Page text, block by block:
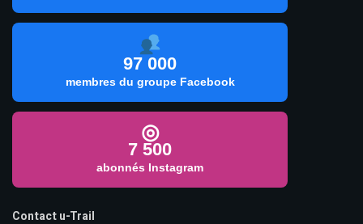
97 000
membres du groupe Facebook
◎
7 500
abonnés Instagram
Contact u-Trail